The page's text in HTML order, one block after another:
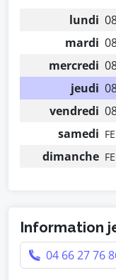
lundi
mardi
mercredi
jeudi
vendredi
samedi
dimanche
Information
04 66 27 76